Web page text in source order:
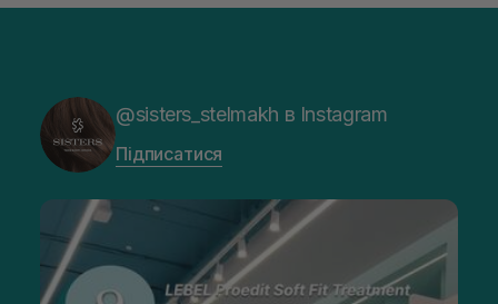
@sisters_stelmakh в Instagram
Підписатися